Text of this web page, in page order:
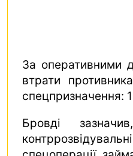
За оперативними
втрати
спецпризначення:
Бровді